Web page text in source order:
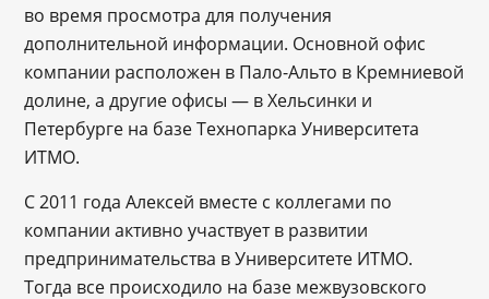
во время просмотра для получения
дополнительной информации. Основной офис
компании расположен в Пало-Альто в Кремниевой
долине, а другие офисы — в Хельсинки и
Петербурге на базе Технопарка Университета
ИТМО.
С 2011 года Алексей вместе с коллегами по
компании активно участвует в развитии
предпринимательства в Университете ИТМО.
Тогда все происходило на базе межвузовского